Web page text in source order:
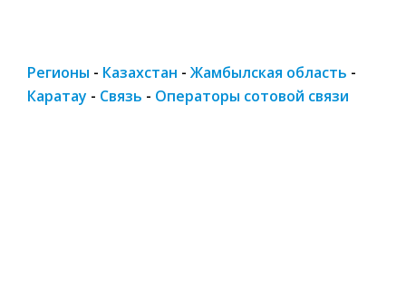
Регионы - Казахстан - Жамбылская область -
Каратау - Связь - Операторы сотовой связи